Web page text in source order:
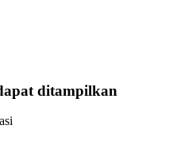
ditampilkan